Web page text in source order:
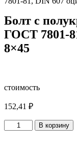
Болт с
ГОСТ 7801-
8×45
стоимость
152,41 ₽
Количество
товара
В корзину